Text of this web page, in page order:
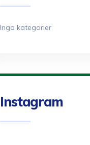
Inga kategorier
Instagram